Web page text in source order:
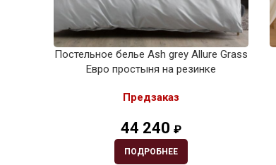
Постельное белье Ash grey Allure Grass
Евро простыня на резинке
Предзаказ
44 240 ₽
ПОДРОБНЕЕ